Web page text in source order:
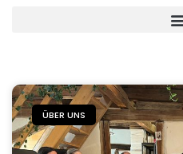
ÜBER UNS